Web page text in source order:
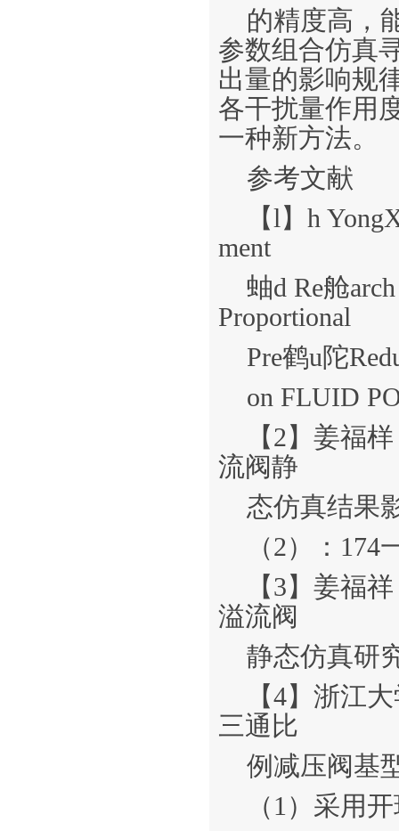
的精度高，
参数组合仿真
出量的影响规
各干扰量作用
一种新方法。
参考文献
【l】h
ment
蚰d Re舱
Proportional
Pre鹤u陀
on FLUID
【2】姜福
流阀静
态仿真结果
（2）：174
【3】姜福
溢流阀
静态仿真研
【4】浙江
三通比
例减压阀基
（1）采用